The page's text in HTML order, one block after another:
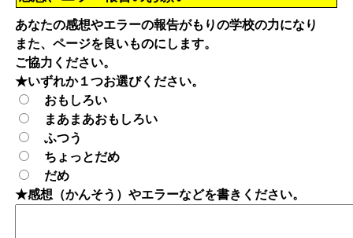
あなたの感想やエラーの報告がもりの学校の力になり
また、ページを良いものにします。
ご協力ください。
★いずれか１つお選びください。
おもしろい
まあまあおもしろい
ふつう
ちょっとだめ
だめ
★感想（かんそう）やエラーなどを書きください。